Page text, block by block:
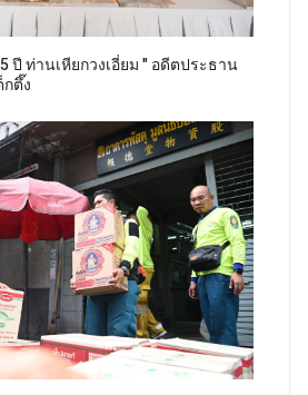
ปี ท่านเหียกวงเอี่ยม " อดีตประธาน
ตึ๊ง